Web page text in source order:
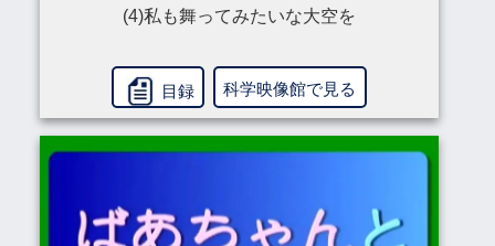
(4)私も舞ってみたいな大空を
目録 科学映像館で見る